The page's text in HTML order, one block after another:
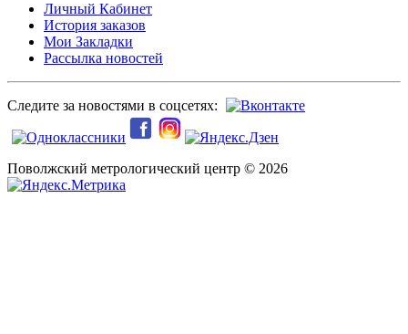
Личный Кабинет
История заказов
Мои Закладки
Рассылка новостей
Следите за новостями в соцсетях:
Поволжский метрологический центр © 2026